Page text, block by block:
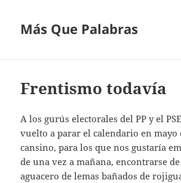
Más Que Palabras
Frentismo todavía
A los gurús electorales del PP y el
vuelto a parar el calendario en mayo
cansino, para los que nos gustaría
de una vez a mañana, encontrarse
aguacero de lemas bañados de